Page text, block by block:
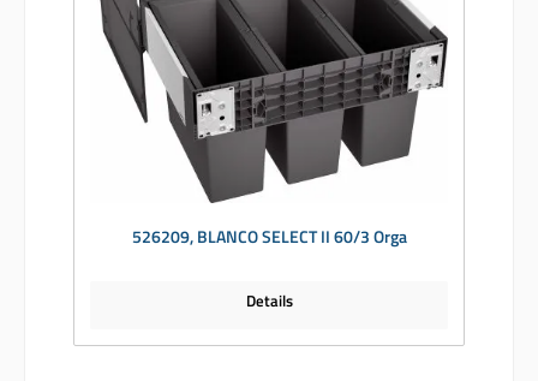
526209, BLANCO SELECT II 60/3 Orga
Details